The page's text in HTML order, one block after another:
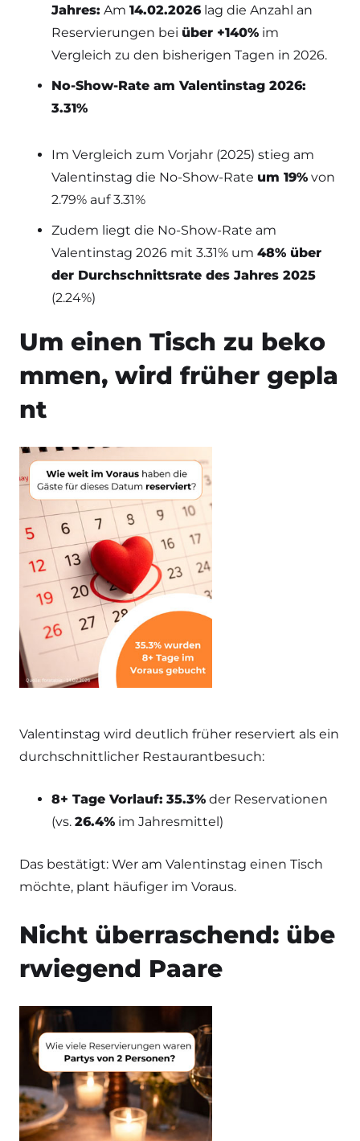
Jahres: Am 14.02.2026 lag die Anzahl an
Reservierungen bei über +140% im
Vergleich zu den bisherigen Tagen in 2026.
No-Show-Rate am Valentinstag 2026:
3.31%
Im Vergleich zum Vorjahr (2025) stieg am
Valentinstag die No-Show-Rate um 19% von
2.79% auf 3.31%
Zudem liegt die No-Show-Rate am
Valentinstag 2026 mit 3.31% um 48% über
der Durchschnittsrate des Jahres 2025
(2.24%)
Um einen Tisch zu beko
mmen, wird früher gepla
nt
Valentinstag wird deutlich früher reserviert als ein
durchschnittlicher Restaurantbesuch:
8+ Tage Vorlauf: 35.3% der Reservationen
(vs. 26.4% im Jahresmittel)
Das bestätigt: Wer am Valentinstag einen Tisch
möchte, plant häufiger im Voraus.
Nicht überraschend: übe
rwiegend Paare